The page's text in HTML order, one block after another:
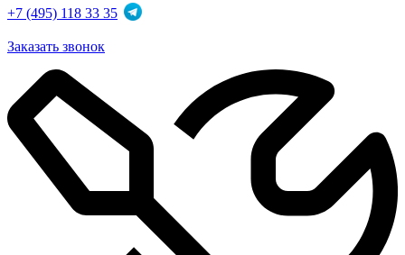
+7 (495) 118 33 35
Заказать звонок